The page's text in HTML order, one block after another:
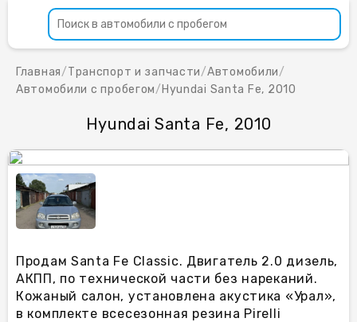
Главная/Транспорт и запчасти/Автомобили/
Автомобили с пробегом/ Hyundai Santa Fe, 2010
Hyundai Santa Fe, 2010
Продам Santa Fe Classic. Двигатель 2.0 дизель,
АКПП, по технической части без нареканий.
Кожаный салон, установлена акустика «Урал»,
в комплекте всесезонная резина Pirelli